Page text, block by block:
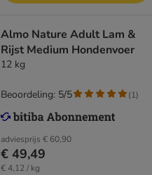
Almo Nature Adult Lam &
Rijst Medium Hondenvoer
12 kg
adviesprijs € 60,90
€ 49,49
€ 4,12 / kg
Beoordeling: 5/5 (1)